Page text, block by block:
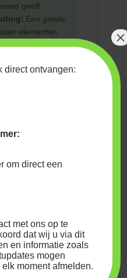
geeft.
Een goede
elementen
en kalium (K)
voor buiten
en
ervoor te
N
Toepasbaar bij
om de groei te
direct ontvangen:
om direct een
met ons op te
dat wij u via dit
en informatie zoals
mogen
moment afmelden.
×